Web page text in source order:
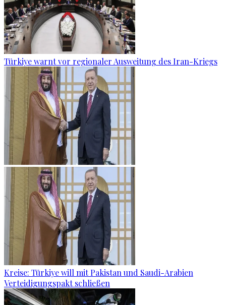
Türkiye warnt vor regionaler Ausweitung des Iran-Kriegs
Kreise: Türkiye will mit Pakistan und Saudi-Arabien
Verteidigungspakt schließen